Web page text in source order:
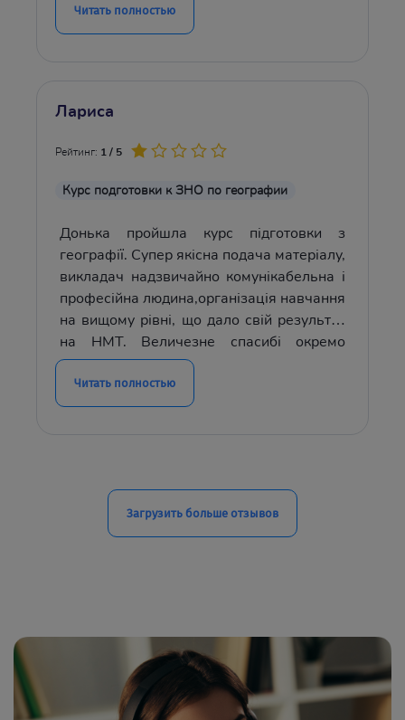
Починали в березні. Моя рекомендація-
починати треба з вересня.
Читать полностью
Лариса
Рейтинг: 1 / 5
Курс подготовки к ЗНО по географии
Донька пройшла курс підготовки з
географії. Супер якісна подача матеріалу,
викладач надзвичайно комунікабельна і
професійна людина,організація навчання
на вищому рівні, що дало свій результат
на НМТ. Величезне спасибі окремо
викладачу пану Петру та всій команді!
Читать полностью
Загрузить больше отзывов